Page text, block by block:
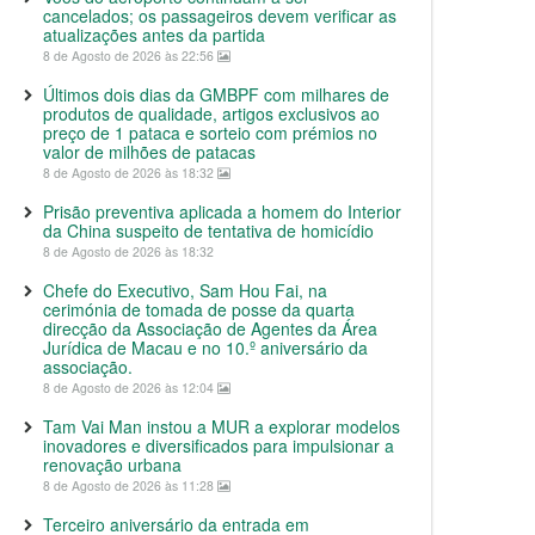
cancelados; os passageiros devem verificar as
atualizações antes da partida
8 de Agosto de 2026 às 22:56
Últimos dois dias da GMBPF com milhares de
produtos de qualidade, artigos exclusivos ao
preço de 1 pataca e sorteio com prémios no
valor de milhões de patacas
8 de Agosto de 2026 às 18:32
Prisão preventiva aplicada a homem do Interior
da China suspeito de tentativa de homicídio
8 de Agosto de 2026 às 18:32
Chefe do Executivo, Sam Hou Fai, na
cerimónia de tomada de posse da quarta
direcção da Associação de Agentes da Área
Jurídica de Macau e no 10.º aniversário da
associação.
8 de Agosto de 2026 às 12:04
Tam Vai Man instou a MUR a explorar modelos
inovadores e diversificados para impulsionar a
renovação urbana
8 de Agosto de 2026 às 11:28
Terceiro aniversário da entrada em